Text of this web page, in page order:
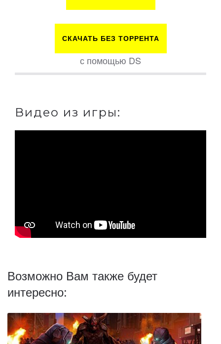
СКАЧАТЬ БЕЗ ТОРРЕНТА
с помощью DS
Видео из игры:
Возможно Вам также будет
интересно: